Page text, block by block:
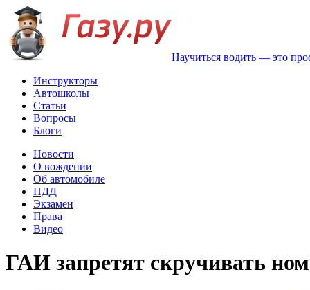
Научиться водить — это
Инструкторы
Автошколы
Статьи
Вопросы
Блоги
Новости
О вождении
Об автомобиле
ПДД
Экзамен
Права
Видео
ГАИ запретят скручивать